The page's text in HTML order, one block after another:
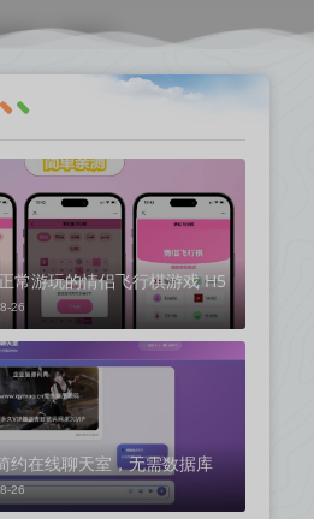
常游玩的情侣飞行棋游戏 H5
26
约在线聊天室，无需数据库
26